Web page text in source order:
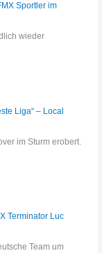
Sportler im
wieder
Liga“ – Local
im Sturm erobert.
Terminator Luc
Team um